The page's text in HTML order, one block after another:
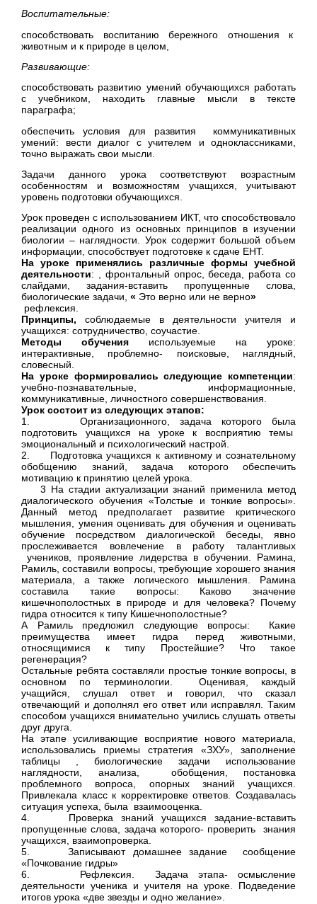
Воспитательные:
способствовать воспитанию бережного отношения к
животным и к природе в целом,
Развивающие:
способствовать развитию умений обучающихся работать
с учебником, находить главные мысли в тексте
параграфа;
обеспечить условия для развития коммуникативных
умений: вести диалог с учителем и одноклассниками,
точно выражать свои мысли.
Задачи данного урока соответствуют возрастным
особенностям и возможностям учащихся, учитывают
уровень подготовки обучающихся.
Урок проведен с использованием ИКТ, что способствовало
реализации одного из основных принципов в изучении
биологии – наглядности. Урок содержит большой объем
информации, способствует подготовке к сдаче ЕНТ.
На уроке применялись различные формы учебной
деятельности: , фронтальный опрос, беседа, работа со
слайдами, задания-вставить пропущенные слова,
биологические задачи, « Это верно или не верно»
рефлексия.
Принципы, соблюдаемые в деятельности учителя и
учащихся: сотрудничество, соучастие.
Методы обучения используемые на уроке:
интерактивные, проблемно- поисковые, наглядный,
словесный.
На уроке формировались следующие компетенции:
учебно-познавательные, информационные,
коммуникативные, личностного совершенствования.
Урок состоит из следующих этапов:
1. Организационного, задача которого была
подготовить учащихся на уроке к восприятию темы
эмоциональный и психологический настрой.
2. Подготовка учащихся к активному и сознательному
обобщению знаний, задача которого обеспечить
мотивацию к принятию целей урока.
3 На стадии актуализации знаний применила метод
диалогического обучения «Толстые и тонкие вопросы».
Данный метод предполагает развитие критического
мышления, умения оценивать для обучения и оценивать
обучение посредством диалогической беседы, явно
прослеживается вовлечение в работу талантливых
учеников, проявление лидерства в обучении. Рамина,
Рамиль, составили вопросы, требующие хорошего знания
материала, а также логического мышления. Рамина
составила такие вопросы: Каково значение
кишечнополостных в природе и для человека? Почему
гидра относится к типу Кишечнополостные?
А Рамиль предложил следующие вопросы: Какие
преимущества имеет гидра перед животными,
относящимися к типу Простейшие? Что такое
регенерация?
Остальные ребята составляли простые тонкие вопросы, в
основном по терминологии. Оценивая, каждый
учащийся, слушал ответ и говорил, что сказал
отвечающий и дополнял его ответ или исправлял. Таким
способом учащихся внимательно учились слушать ответы
друг друга.
На этапе усиливающие восприятие нового материала,
использовались приемы стратегия «ЗХУ», заполнение
таблицы , биологические задачи использование
наглядности, анализа, обобщения, постановка
проблемного вопроса, опорных знаний учащихся.
Привлекала класс к корректировке ответов. Создавалась
ситуация успеха, была взаимооценка.
4. Проверка знаний учащихся задание-вставить
пропущенные слова, задача которого- проверить знания
учащихся, взаимопроверка.
5. Записывают домашнее задание сообщение
«Почкование гидры»
6. Рефлексия. Задача этапа- осмысление
деятельности ученика и учителя на уроке. Подведение
итогов урока «две звезды и одно желание».